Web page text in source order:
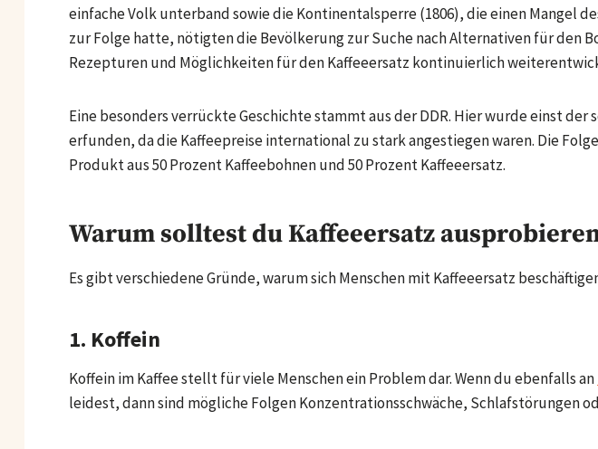
einfache Volk unterband sowie die Kontinentalsperre (1806), die einen Mangel
zur Folge hatte, nötigten die Bevölkerung zur Suche nach Alternativen für den
Rezepturen und Möglichkeiten für den Kaffeeersatz kontinuierlich
Eine besonders verrückte Geschichte stammt aus der DDR. Hier wurde einst der
erfunden, da die Kaffeepreise international zu stark angestiegen waren. Die
Produkt aus 50 Prozent Kaffeebohnen und 50 Prozent Kaffeeersatz.
Warum solltest du Kaffeeersatz
Es gibt verschiedene Gründe, warum sich Menschen mit Kaffeeersatz
1. Koffein
Koffein im Kaffee stellt für viele Menschen ein Problem dar. Wenn du ebenfalls an
leidest, dann sind mögliche Folgen Konzentrationsschwäche, Schlafstörungen